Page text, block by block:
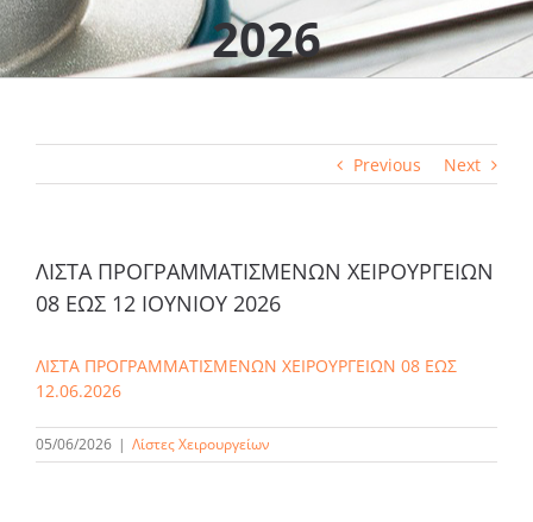
2026
Previous Next
ΛΙΣΤΑ ΠΡΟΓΡΑΜΜΑΤΙΣΜΕΝΩΝ ΧΕΙΡΟΥΡΓΕΙΩΝ
08 ΕΩΣ 12 ΙΟΥΝΙΟΥ 2026
ΛΙΣΤΑ ΠΡΟΓΡΑΜΜΑΤΙΣΜΕΝΩΝ ΧΕΙΡΟΥΡΓΕΙΩΝ 08 ΕΩΣ
12.06.2026
05/06/2026 | Λίστες Χειρουργείων